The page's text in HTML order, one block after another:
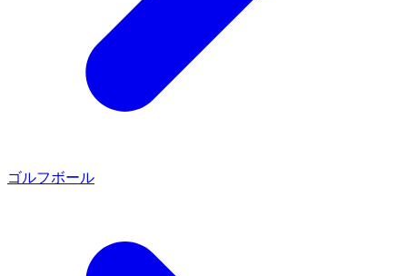
ゴルフボール